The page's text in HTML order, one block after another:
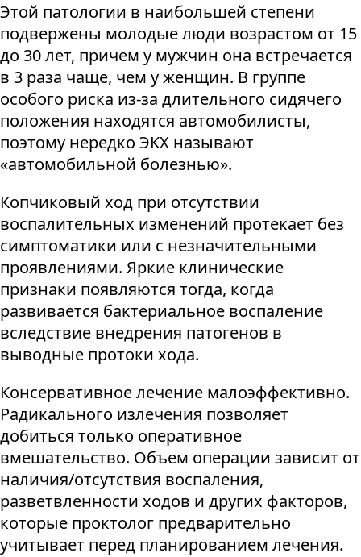
Этой патологии в наибольшей степени
подвержены молодые люди возрастом от 15
до 30 лет, причем у мужчин она встречается
в 3 раза чаще, чем у женщин. В группе
особого риска из-за длительного сидячего
положения находятся автомобилисты,
поэтому нередко ЭКХ называют
«автомобильной болезнью».
Копчиковый ход при отсутствии
воспалительных изменений протекает без
симптоматики или с незначительными
проявлениями. Яркие клинические
признаки появляются тогда, когда
развивается бактериальное воспаление
вследствие внедрения патогенов в
выводные протоки хода.
Консервативное лечение малоэффективно.
Радикального излечения позволяет
добиться только оперативное
вмешательство. Объем операции зависит от
наличия/отсутствия воспаления,
разветвленности ходов и других факторов,
которые проктолог предварительно
учитывает перед планированием лечения.